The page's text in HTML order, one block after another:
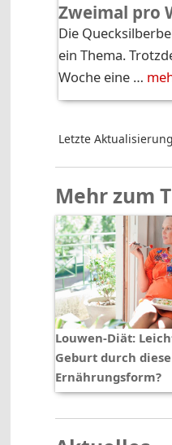
Zweimal pro
Die
ein Thema.
Woche eine …
Letzte
Mehr zum
Louwen-Diät:
Geburt durch diese
Ernährungsform?